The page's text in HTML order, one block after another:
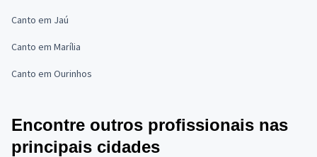
Canto em Jaú
Canto em Marília
Canto em Ourinhos
Encontre outros profissionais nas
principais cidades